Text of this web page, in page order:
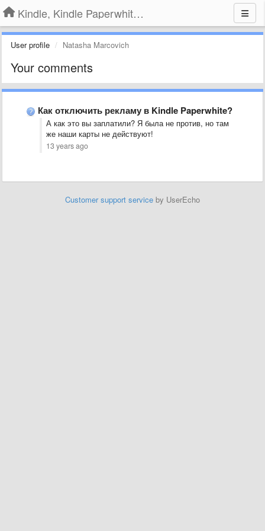
Kindle, Kindle Paperwhite, Kindle Voyage
User profile Natasha Marcovich
Your comments
Как отключить рекламу в Kindle Paperwhite?
А как это вы заплатили? Я была не против, но там
же наши карты не действуют!​
13 years ago
Customer support service by UserEcho